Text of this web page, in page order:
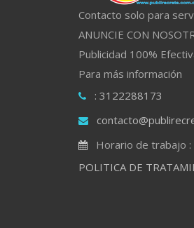
Contacto solo para
ANUNCIE CON
Publicidad 100%
Para más información
: 3122288173
Horario de trabajo
POLITICA DE